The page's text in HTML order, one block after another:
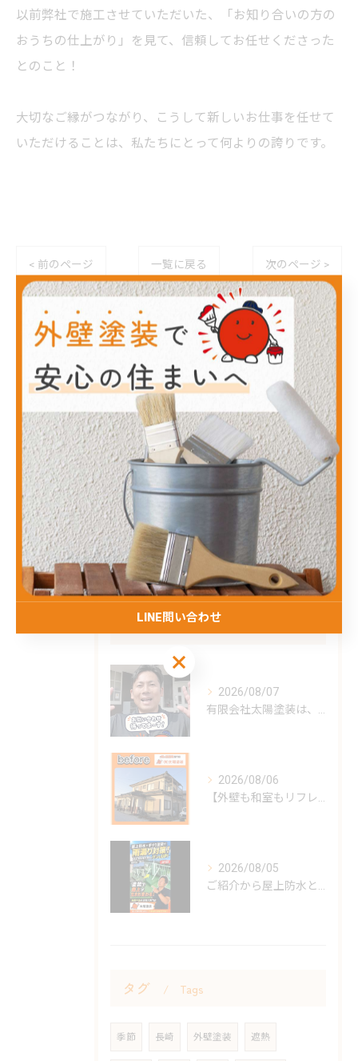
以前弊社で施工させていただいた、「お知り合いの方の
おうちの仕上がり」を見て、信頼してお任せくださった
とのこと！
大切なご縁がつながり、こうして新しいお仕事を任せて
いただけることは、私たちにとって何よりの誇りです。
< 前のページ 一覧に戻る 次のページ >
カテゴリー Categories
全てのカテゴリー
リフォーム
塗り替え
メンテナンス
防水
屋根
最近の投稿
2026/08/07
2026/08/06
2026/08/05
タグ Tags
季節 長崎 外壁塗装 遮熱
LINE問い合わせ
LINE問い合わせ